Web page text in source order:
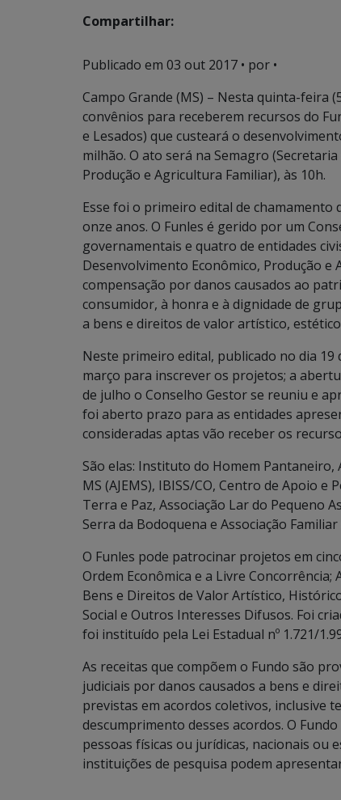
Compartilhar:
Publicado em 03 out 2017 • por •
Campo Grande (MS) – Nesta quinta-feira
convênios para receberem recursos do
e Lesados) que custeará o
milhão. O ato será na Semagro
Produção e Agricultura Familiar), às 10h.
Esse foi o primeiro edital de chamamento
onze anos. O Funles é gerido por um
governamentais e quatro de entidades
Desenvolvimento Econômico, Produção e
compensação por danos causados ao
consumidor, à honra e à dignidade de
a bens e direitos de valor artístico,
Neste primeiro edital, publicado no dia 19
março para inscrever os projetos; a
de julho o Conselho Gestor se reuniu e
foi aberto prazo para as entidades
consideradas aptas vão receber os
São elas: Instituto do Homem Pantaneiro,
MS (AJEMS), IBISS/CO, Centro de Apoio
Terra e Paz, Associação Lar do Pequeno
Serra da Bodoquena e Associação
O Funles pode patrocinar projetos em
Ordem Econômica e a Livre
Bens e Direitos de Valor Artístico,
Social e Outros Interesses Difusos. Foi
foi instituído pela Lei Estadual nº 1.721/
As receitas que compõem o Fundo são
judiciais por danos causados a bens e
previstas em acordos coletivos, inclusive
descumprimento desses acordos. O
pessoas físicas ou jurídicas, nacionais ou
instituições de pesquisa podem